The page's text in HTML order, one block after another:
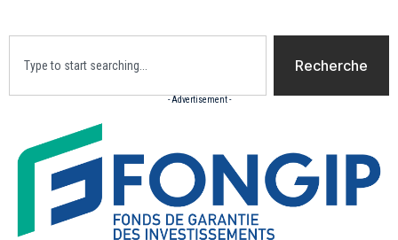
Recherche
- Advertisement -